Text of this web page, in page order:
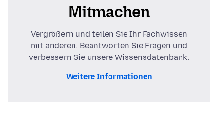
Mitmachen
Vergrößern und teilen Sie Ihr Fachwissen
mit anderen. Beantworten Sie Fragen und
verbessern Sie unsere Wissensdatenbank.
Weitere Informationen